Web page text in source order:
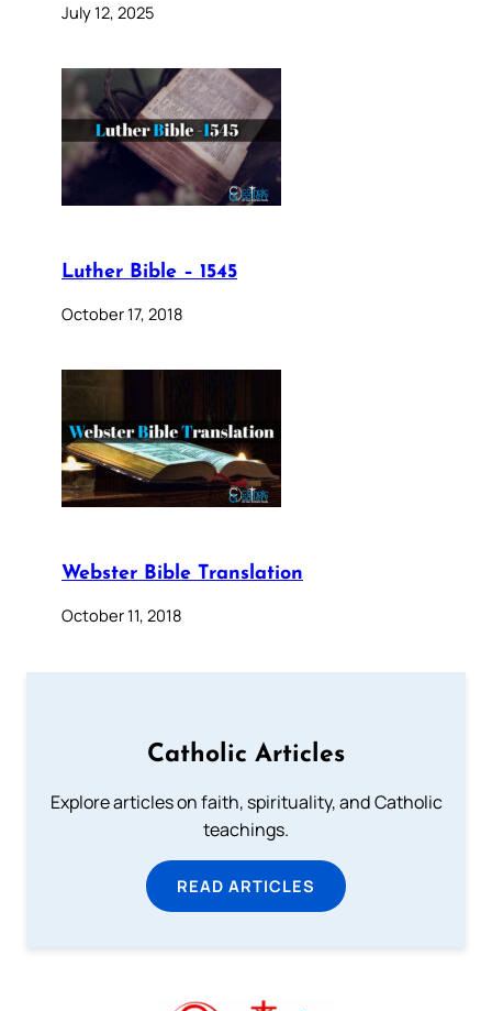
July 12, 2025
Luther Bible – 1545
October 17, 2018
Webster Bible Translation
October 11, 2018
Catholic Articles
Explore articles on faith, spirituality, and Catholic
teachings.
READ ARTICLES